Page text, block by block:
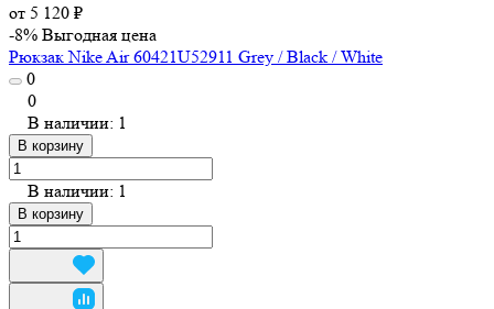
от 5 120 ₽
-8% Выгодная цена
Рюкзак Nike Air 60421U52911 Grey / Black / White
0
0
В наличии: 1
В корзину
В наличии: 1
В корзину